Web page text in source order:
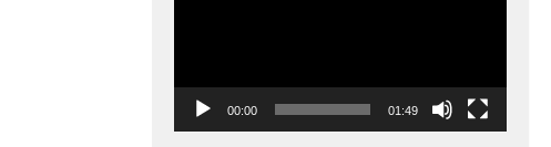
00:00 01:49